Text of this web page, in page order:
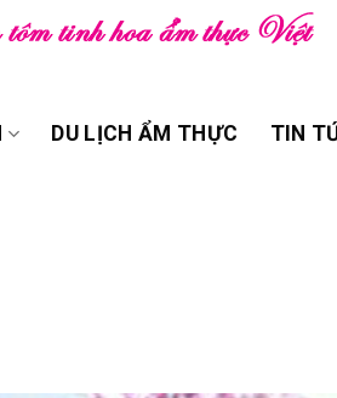
DU LỊCH ẨM THỰC TIN